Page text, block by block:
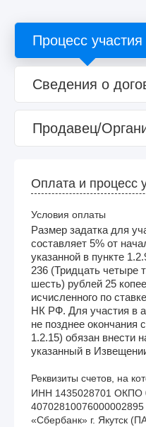
Процесс участия
Сведения о
Продавец/
Оплата и процесс
Условия оплаты
Размер задатка для
составляет 5% от
указанной в пункте
236 (Тридцать четыре
шесть) рублей 25
исчисленного по
НК РФ. Для участия в
не позднее окончания
1.2.15) обязан внести
указанный в
Реквизиты счетов, на
ИНН 1435028701 ОКПО
«Сбербанк» г. Якутск